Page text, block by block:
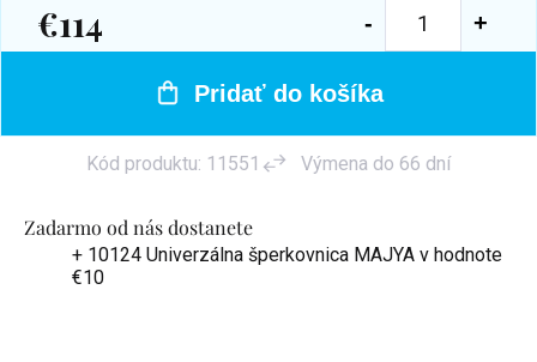
Zadarmo od nás dostanete
+ 10124 Univerzálna šperkovnica MAJYA v hodnote
€10
€114
Jednotková
Pridať do košíka
Kód produktu: 11551 Výmena do 66 dní